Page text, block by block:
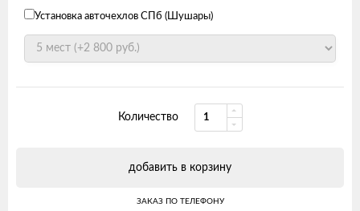
Установка авточехлов СПб (Шушары)
Количество
добавить в корзину
ЗАКАЗ ПО ТЕЛЕФОНУ